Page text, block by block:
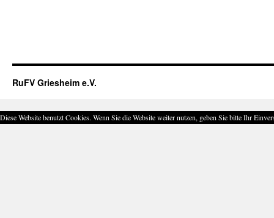
RuFV Griesheim e.V.
Diese Website benutzt Cookies. Wenn Sie die Website weiter nutzen, geben Sie bitte Ihr